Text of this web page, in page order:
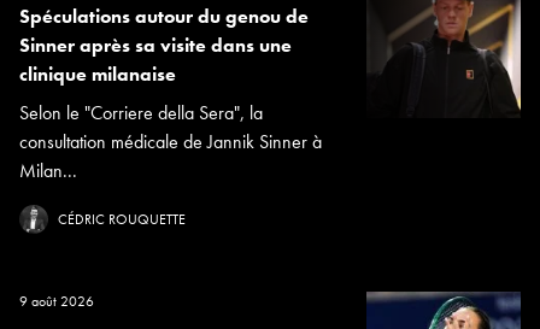
Spéculations autour du genou de
Sinner après sa visite dans une
clinique milanaise
Selon le "Corriere della Sera", la
consultation médicale de Jannik Sinner à
Milan...
CÉDRIC ROUQUETTE
9 août 2026